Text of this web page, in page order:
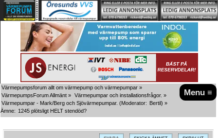
Menu ≡
Värmepumpsforum allt om värmepump och värmepumpar »
VärmepumpsForum Allmänt » Värmepumpar och installationsfrågor. »
Värmepumpar - Mark/Berg och Sjövärmepumpar. (Moderator: Bertil) »
Ämne: 1245 plötsligt HELT stendöd?